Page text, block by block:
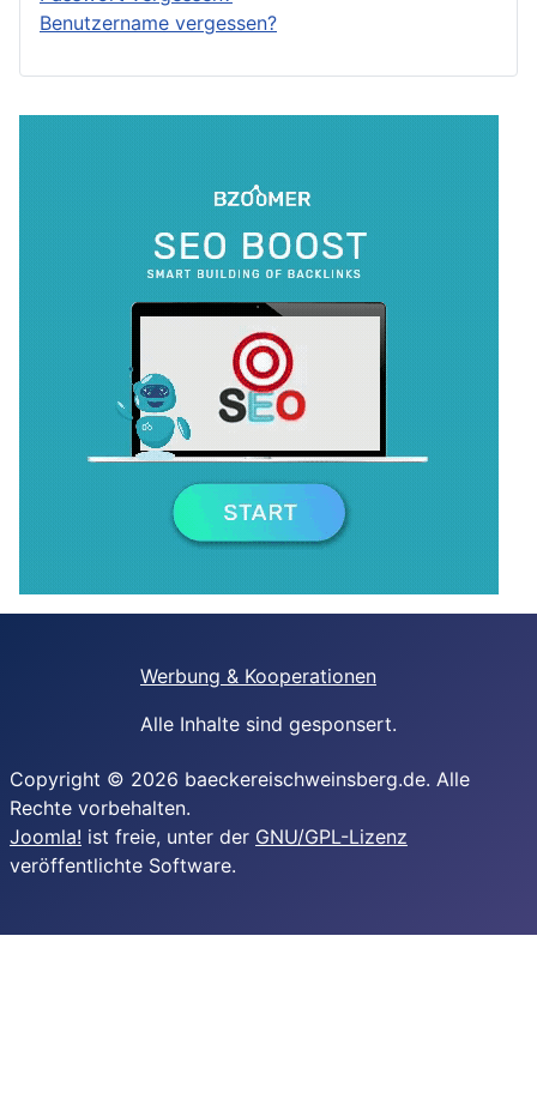
Benutzername vergessen?
Werbung & Kooperationen
Alle Inhalte sind gesponsert.
Copyright © 2026 baeckereischweinsberg.de. Alle
Rechte vorbehalten.
Joomla! ist freie, unter der GNU/GPL-Lizenz
veröffentlichte Software.